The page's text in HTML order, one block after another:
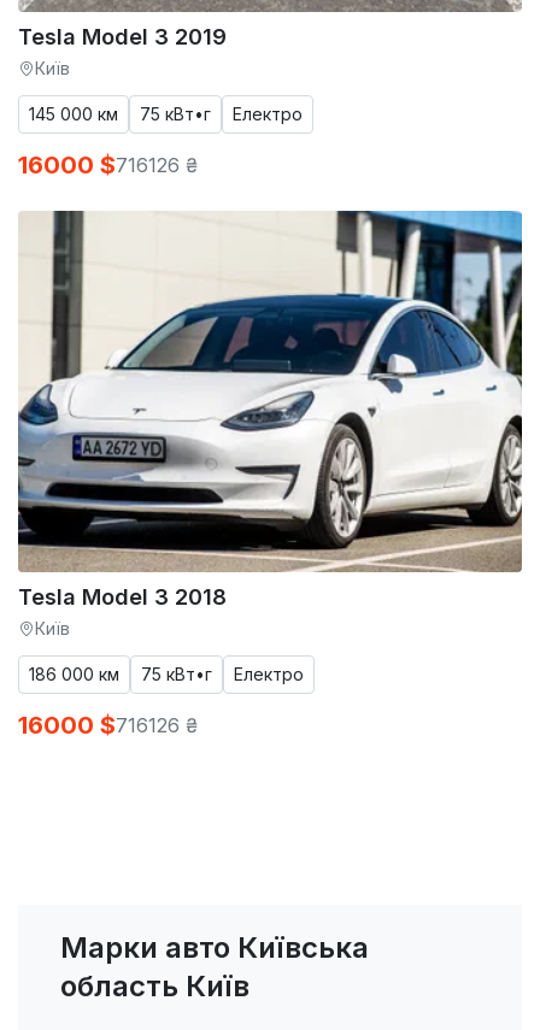
Tesla Model 3 2019
Київ
145 000 км 75 кВт•г Електро
16000 $716126 ₴
Tesla Model 3 2018
Київ
186 000 км 75 кВт•г Електро
16000 $716126 ₴
Марки авто Київська
область Київ